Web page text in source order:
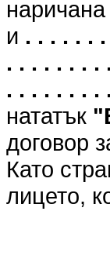
и . . . . . .
. . . . . . . .
. . . . . . . .
нататък
договор
Като
лицето,